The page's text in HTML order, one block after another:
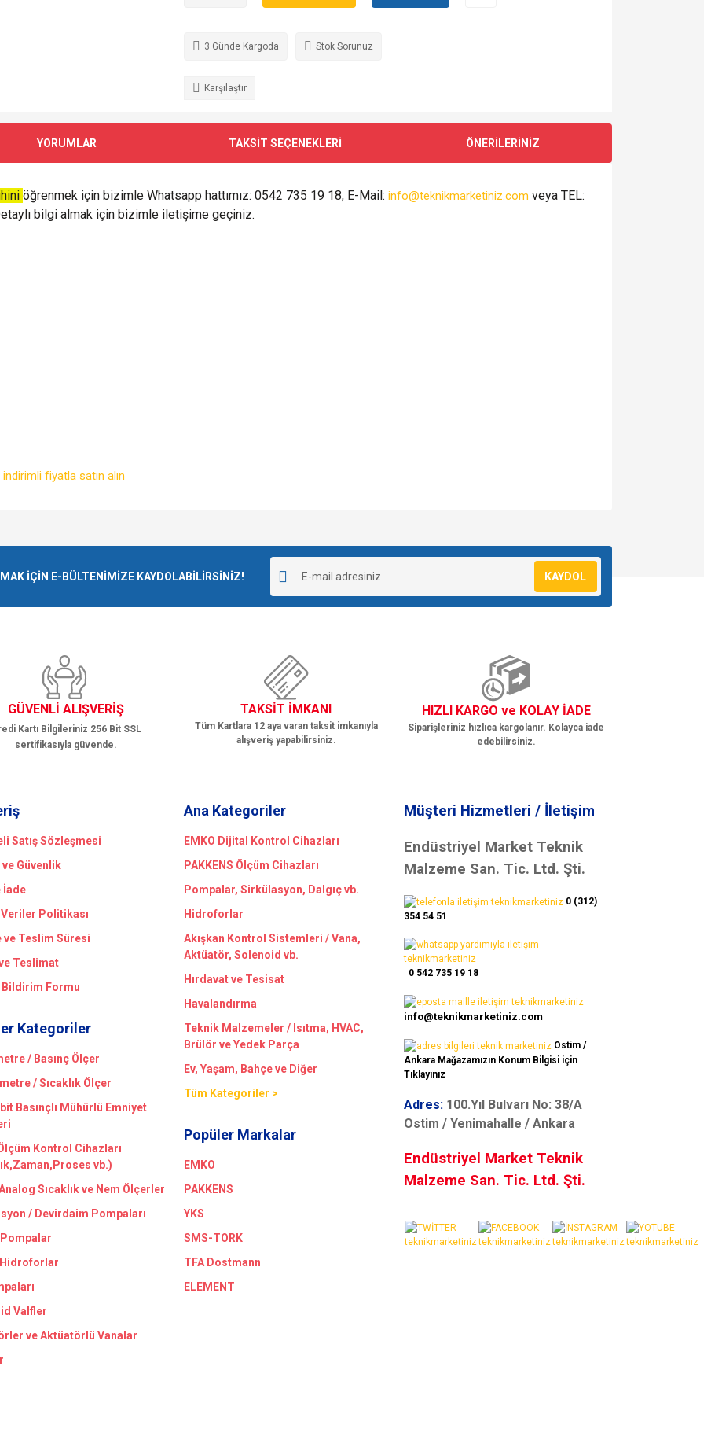
3 Günde Kargoda Stok Sorunuz
Karşılaştır
YORUMLAR TAKSİT SEÇENEKLERİ ÖNERİLERİNİZ
öğrenmek için bizimle Whatsapp hattımız: 0542 735 19 18, E-Mail: info@teknikmarketiniz.com veya TEL:
bilgi almak için bizimle iletişime geçiniz.
İÇİN E-BÜLTENİMİZE KAYDOLABİLİRSİNİZ! KAYDOL
GÜVENLİ ALIŞVERİŞ
Kartı Bilgileriniz 256 Bit SSL
sertifikasıyla güvende.
TAKSİT İMKANI
Tüm Kartlara 12 aya varan taksit imkanıyla
alışveriş yapabilirsiniz.
HIZLI KARGO ve KOLAY İADE
Siparişleriniz hızlıca kargolanır. Kolayca iade
edebilirsiniz.
Satış Sözleşmesi
Güvenlik
İade
Politikası
ve Teslim Süresi
Teslimat
Bildirim Formu
Kategoriler
/ Basınç Ölçer
/ Sıcaklık Ölçer
Basınçlı Mühürlü Emniyet
Kontrol Cihazları
vb.)
Sıcaklık ve Nem Ölçerler
/ Devirdaim Pompaları
Pompalar
Hidroforlar
Valfler
ve Aktüatörlü Vanalar
Ana Kategoriler
EMKO Dijital Kontrol Cihazları
PAKKENS Ölçüm Cihazları
Pompalar, Sirkülasyon, Dalgıç vb.
Hidroforlar
Akışkan Kontrol Sistemleri / Vana,
Aktüatör, Solenoid vb.
Hırdavat ve Tesisat
Havalandırma
Teknik Malzemeler / Isıtma, HVAC,
Brülör ve Yedek Parça
Ev, Yaşam, Bahçe ve Diğer
Tüm Kategoriler >
Popüler Markalar
EMKO
PAKKENS
YKS
SMS-TORK
TFA Dostmann
ELEMENT
Müşteri Hizmetleri / İletişim
Endüstriyel Market Teknik
Malzeme San. Tic. Ltd. Şti.
0 (312)
354 54 51
0 542 735 19 18
info@teknikmarketiniz.com
Ostim /
Ankara Mağazamızın Konum Bilgisi için
Tıklayınız
Adres: 100.Yıl Bulvarı No: 38/A
Ostim / Yenimahalle / Ankara
Endüstriyel Market Teknik
Malzeme San. Tic. Ltd. Şti.